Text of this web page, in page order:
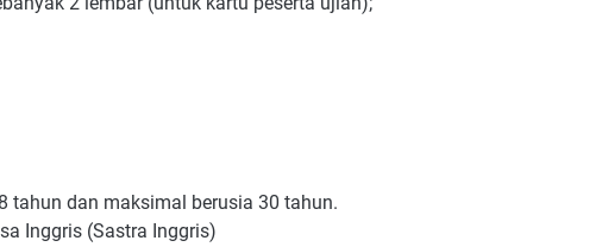
tahun dan maksimal berusia 30 tahun.
Inggris (Sastra Inggris)